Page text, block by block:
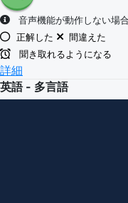
音声機能が動作しない場
正解した
間違えた
聞き取れるようになる
詳細
英語 - 多言語